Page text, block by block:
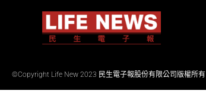
©Copyright Life New 2023 民生電子報股份有限公司版權所有